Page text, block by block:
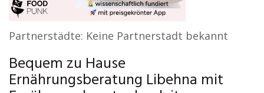
Partnerstädte: Keine Partnerstadt bekannt
Bequem zu Hause
Ernährungsberatung Libehna mit